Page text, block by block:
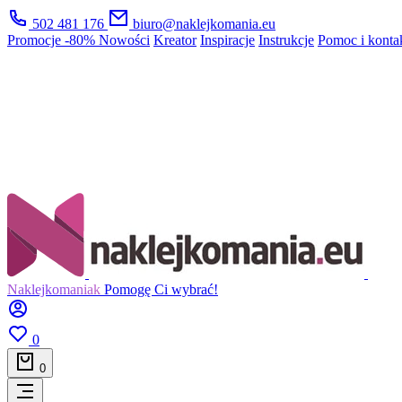
502 481 176
biuro@naklejkomania.eu
Promocje -80% Nowości Kreator Inspiracje Instrukcje Pomoc i
Naklejkomaniak Pomogę Ci wybrać!
0
0